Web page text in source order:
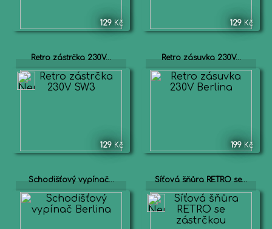
129 Kč 129 Kč
Retro zástrčka 230V...
129 Kč
Retro zásuvka 230V...
199 Kč
Schodišťový vypínač... Síťová šňůra RETRO se...